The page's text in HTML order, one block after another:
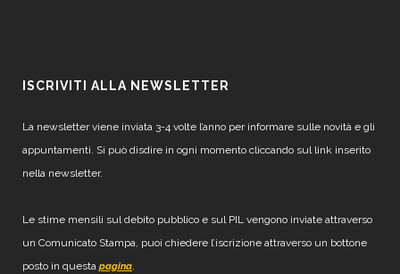
ISCRIVITI ALLA NEWSLETTER
La newsletter viene inviata 3-4 volte l’anno per informare sulle novità e gli
appuntamenti. Si può disdire in ogni momento cliccando sul link inserito
nella newsletter.
Le stime mensili sul debito pubblico e sul PIL vengono inviate attraverso
un Comunicato Stampa, puoi chiedere l’iscrizione attraverso un bottone
posto in questa pagina.